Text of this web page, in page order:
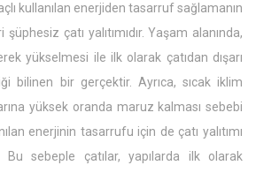
kullanılan enerjiden tasarruf sağlamanın
çatı yalıtımıdır. Yaşam alanında,
yükselmesi ile ilk olarak çatıdan dışarı
bilinen bir gerçektir. Ayrıca, sıcak iklim
yüksek oranda maruz kalması sebebi
enerjinin tasarrufu için de çatı yalıtımı
sebeple çatılar, yapılarda ilk olarak